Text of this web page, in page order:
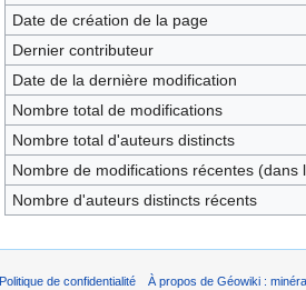
Date de création de la page
Dernier contributeur
Date de la dernière modification
Nombre total de modifications
Nombre total d'auteurs distincts
Nombre de modifications récentes (dans
Nombre d'auteurs distincts récents
Politique de confidentialité À propos de Géowiki :